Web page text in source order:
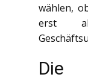
wählen,
erst
Die